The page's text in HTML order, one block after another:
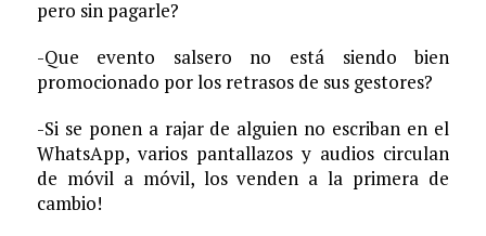
pero sin pagarle?
-Que evento salsero no está siendo bien
promocionado por los retrasos de sus gestores?
-Si se ponen a rajar de alguien no escriban en el
WhatsApp, varios pantallazos y audios circulan
de móvil a móvil, los venden a la primera de
cambio!